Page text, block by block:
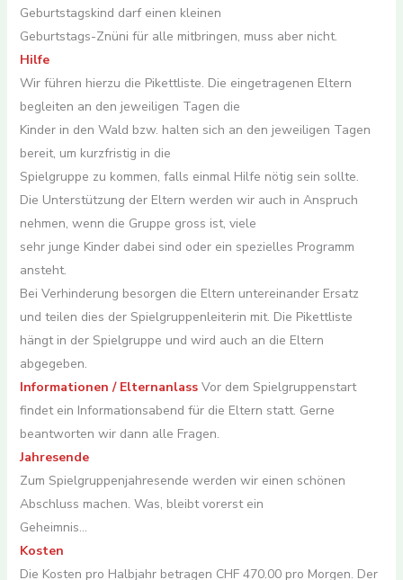
Geburtstagskind darf einen kleinen
Geburtstags-Znüni für alle mitbringen, muss aber nicht.
Hilfe
Wir führen hierzu die Pikettliste. Die eingetragenen Eltern
begleiten an den jeweiligen Tagen die
Kinder in den Wald bzw. halten sich an den jeweiligen Tagen
bereit, um kurzfristig in die
Spielgruppe zu kommen, falls einmal Hilfe nötig sein sollte.
Die Unterstützung der Eltern werden wir auch in Anspruch
nehmen, wenn die Gruppe gross ist, viele
sehr junge Kinder dabei sind oder ein spezielles Programm
ansteht.
Bei Verhinderung besorgen die Eltern untereinander Ersatz
und teilen dies der Spielgruppenleiterin mit. Die Pikettliste
hängt in der Spielgruppe und wird auch an die Eltern
abgegeben.
Informationen / Elternanlass Vor dem Spielgruppenstart
findet ein Informationsabend für die Eltern statt. Gerne
beantworten wir dann alle Fragen.
Jahresende
Zum Spielgruppenjahresende werden wir einen schönen
Abschluss machen. Was, bleibt vorerst ein
Geheimnis…
Kosten
Die Kosten pro Halbjahr betragen CHF 470.00 pro Morgen. Der